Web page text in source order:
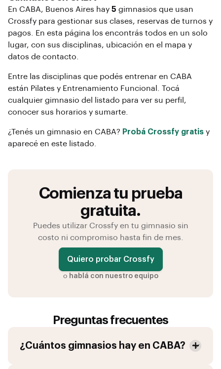
En CABA, Buenos Aires hay 5 gimnasios que usan
Crossfy para gestionar sus clases, reservas de turnos y
pagos. En esta página los encontrás todos en un solo
lugar, con sus disciplinas, ubicación en el mapa y
datos de contacto.
Entre las disciplinas que podés entrenar en CABA
están Pilates y Entrenamiento Funcional
. Tocá
cualquier gimnasio del listado para ver su perfil,
conocer sus horarios y sumarte.
¿Tenés un gimnasio en CABA? Probá Crossfy gratis y
aparecé en este listado.
Comienza tu prueba
gratuita.
Puedes utilizar Crossfy en tu gimnasio sin
costo ni compromiso hasta fin de mes.
Quiero probar Crossfy
o hablá con nuestro equipo
Preguntas frecuentes
¿Cuántos gimnasios hay en CABA?